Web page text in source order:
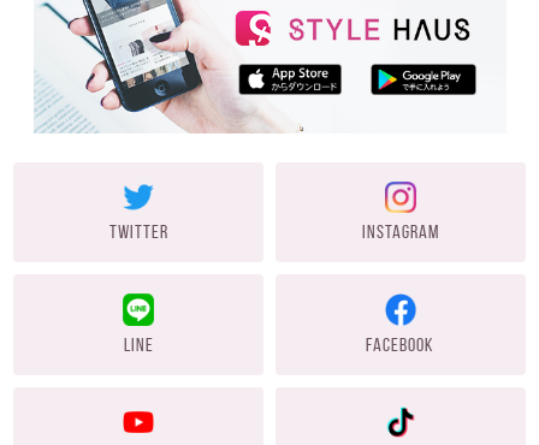
TWITTER INSTAGRAM
LINE FACEBOOK